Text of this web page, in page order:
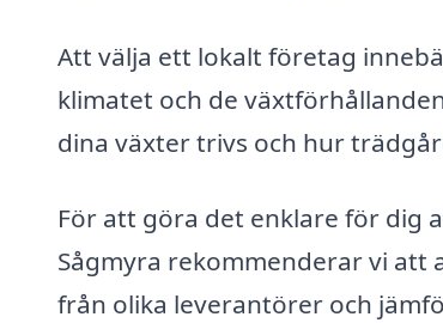
Att välja ett lokalt företag
klimatet och de
dina växter trivs och hur
För att göra det enklare för
Sågmyra rekommenderar vi
från olika leverantörer och